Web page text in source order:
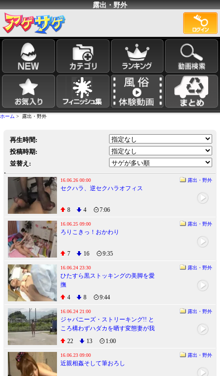
露出・野外
ホーム > 露出・野外
再生時間:
投稿時期:
並替え:
16.06.26 00:00 露出・野外
セクハラ、逆セクハラオフィス
8 4 7:06
16.06.25 09:00 露出・野外
ろりこきっ！おかわり
7 16 9:35
16.06.24 23:30 露出・野外
ひたすら黒ストッキングの美脚を愛
撫
4
8 9:44
16.06.24 21:00 露出・野外
ジャパニーズ・ストリーキング!! と
ころ構わずハダカを晒す変態妻が我
慢できずに道路脇でSEX
22 13 1:00
16.06.23 09:00 露出・野外
近親相姦そして筆おろし